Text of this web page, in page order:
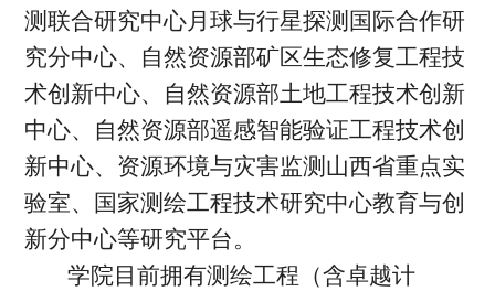
测联合研究中心月球与行星探测国际合作研
究分中心、自然资源部矿区生态修复工程技
术创新中心、自然资源部土地工程技术创新
中心、自然资源部遥感智能验证工程技术创
新中心、资源环境与灾害监测山西省重点实
验室、国家测绘工程技术研究中心教育与创
新分中心等研究平台。
学院目前拥有测绘工程（含卓越计